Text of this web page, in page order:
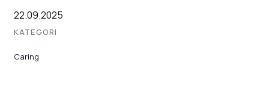
22.09.2025
KATEGORI
Caring